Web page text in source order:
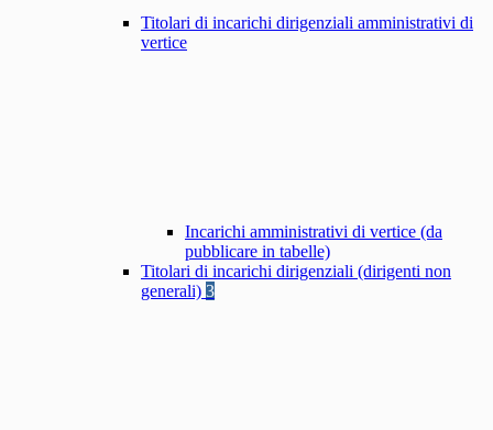
Titolari di incarichi dirigenziali amministrativi di
vertice
Incarichi amministrativi di vertice (da
pubblicare in tabelle)
Titolari di incarichi dirigenziali (dirigenti non
generali) 3